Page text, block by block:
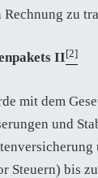
zu
II [2]
mit dem
und
Steuern) bis